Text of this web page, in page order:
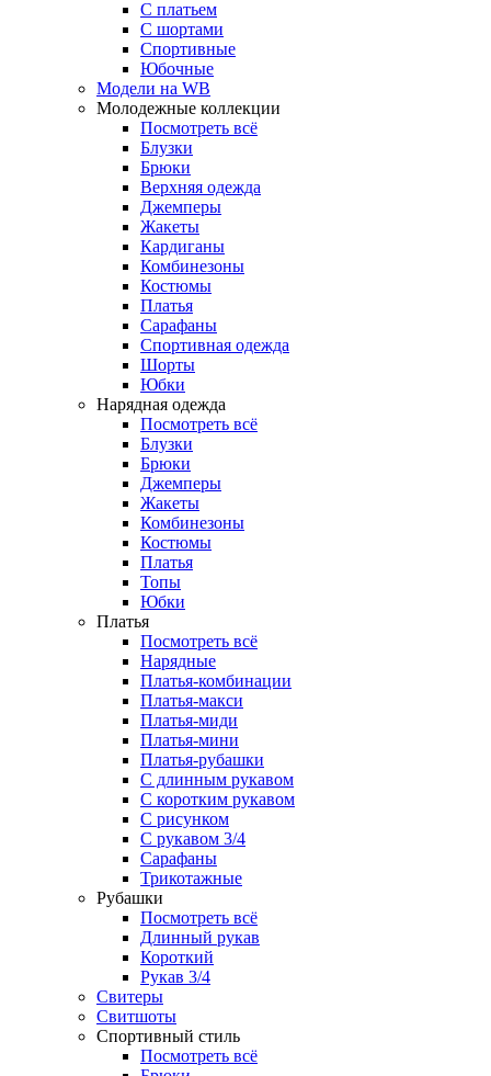
С платьем
С шортами
Спортивные
Юбочные
Модели на WB
Молодежные коллекции
Посмотреть всё
Блузки
Брюки
Верхняя одежда
Джемперы
Жакеты
Кардиганы
Комбинезоны
Костюмы
Платья
Сарафаны
Спортивная одежда
Шорты
Юбки
Нарядная одежда
Посмотреть всё
Блузки
Брюки
Джемперы
Жакеты
Комбинезоны
Костюмы
Платья
Топы
Юбки
Платья
Посмотреть всё
Нарядные
Платья-комбинации
Платья-макси
Платья-миди
Платья-мини
Платья-рубашки
С длинным рукавом
С коротким рукавом
С рисунком
С рукавом 3/4
Сарафаны
Трикотажные
Рубашки
Посмотреть всё
Длинный рукав
Короткий
Рукав 3/4
Свитеры
Свитшоты
Спортивный стиль
Посмотреть всё